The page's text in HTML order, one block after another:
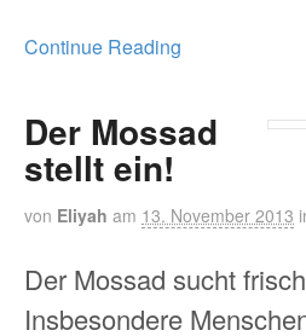
Continue Reading
Der Mossad
stellt ein!
von Eliyah am 13. November 2013
Der Mossad sucht
Insbesondere